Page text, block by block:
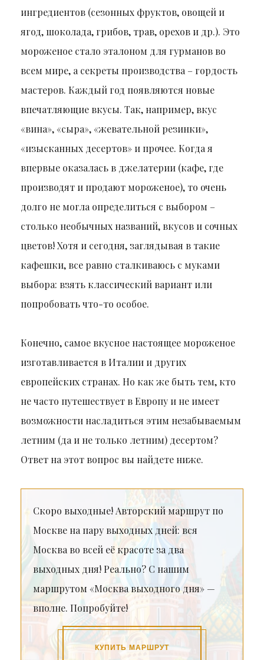
ингредиентов (сезонных фруктов, овощей и
ягод, шоколада, грибов, трав, орехов и др.). Это
мороженое стало эталоном для гурманов во
всем мире, а секреты производства – гордость
мастеров. Каждый год появляются новые
впечатляющие вкусы. Так, например, вкус
«вина», «сыра», «жевательной резинки»,
«изысканных десертов» и прочее. Когда я
впервые оказалась в джелатерии (кафе, где
производят и продают мороженое), то очень
долго не могла определиться с выбором –
столько необычных названий, вкусов и сочных
цветов! Хотя и сегодня, заглядывая в такие
кафешки, все равно сталкиваюсь с муками
выбора: взять классический вариант или
попробовать что-то особое.
Конечно, самое вкусное настоящее мороженое
изготавливается в Италии и других
европейских странах. Но как же быть тем, кто
не часто путешествует в Европу и не имеет
возможности насладиться этим незабываемым
летним (да и не только летним) десертом?
Ответ на этот вопрос вы найдете ниже.
Скоро выходные! Авторский маршрут по
Москве на пару выходных дней: вся
Москва во всей её красоте за два
выходных дня! Реально? С нашим
маршрутом «Москва выходного дня» —
вполне. Попробуйте!
КУПИТЬ МАРШРУТ